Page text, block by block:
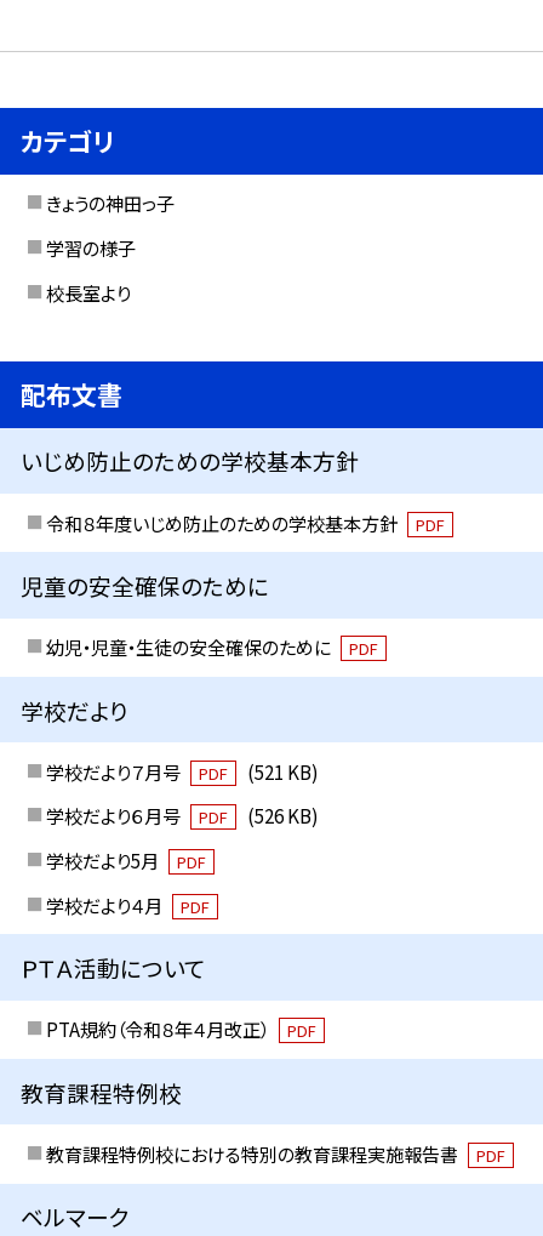
カテゴリ
きょうの神田っ子
学習の様子
校長室より
配布文書
いじめ防止のための学校基本方針
令和８年度いじめ防止のための学校基本方針 PDF
児童の安全確保のために
幼児・児童・生徒の安全確保のために PDF
学校だより
学校だより７月号 PDF
(521 KB)
学校だより６月号
PDF
(526 KB)
学校だより5月
PDF
学校だより４月 PDF
ＰＴＡ活動について
PTA規約（令和８年４月改正） PDF
教育課程特例校
教育課程特例校における特別の教育課程実施報告書 PDF
ベルマーク